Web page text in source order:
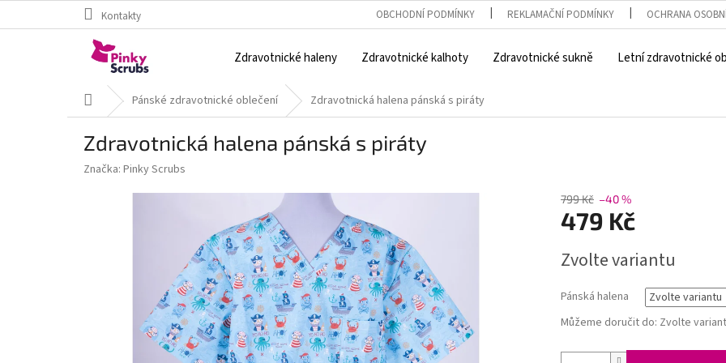
Kontakty OBCHODNÍ PODMÍNKY REKLAMAČNÍ PODMÍNKY OCHRANA
Zdravotnické haleny Zdravotnické kalhoty Zdravotnické sukně Letní zdravotnické
Domů Pánské zdravotnické oblečení Zdravotnická halena pánská s piráty
Zdravotnická halena pánská s piráty
Značka: Pinky Scrubs
799 Kč –40 %
479 Kč
cena:
Zvolte variantu
Pánská halena
Můžeme doručit do: Zvolte